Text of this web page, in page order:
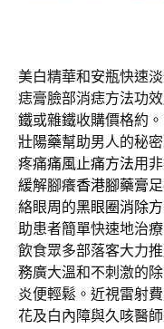
美白精華和安瓶快速
痣膏臉部消痣方法功
鐵或雜鐵收購價格約
壯陽藥幫助男人的秘
疼痛痛風止痛方法用
緩解腳癢香港腳藥膏
絡眼周的黑眼圈消除
助患者簡單快速地治療
飲食眾多部落客大力
務廣大溫和不刺激的
炎便輕鬆。近視雷射
花及白內障與久咳醫